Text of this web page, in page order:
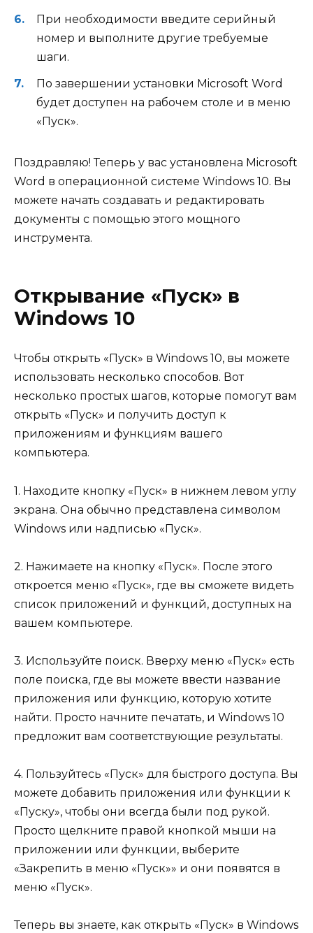
При необходимости введите серийный
номер и выполните другие требуемые
шаги.
По завершении установки Microsoft Word
будет доступен на рабочем столе и в меню
«Пуск».
Поздравляю! Теперь у вас установлена Microsoft
Word в операционной системе Windows 10. Вы
можете начать создавать и редактировать
документы с помощью этого мощного
инструмента.
Открывание «Пуск» в
Windows 10
Чтобы открыть «Пуск» в Windows 10, вы можете
использовать несколько способов. Вот
несколько простых шагов, которые помогут вам
открыть «Пуск» и получить доступ к
приложениям и функциям вашего
компьютера.
1. Находите кнопку «Пуск» в нижнем левом углу
экрана. Она обычно представлена символом
Windows или надписью «Пуск».
2. Нажимаете на кнопку «Пуск». После этого
откроется меню «Пуск», где вы сможете видеть
список приложений и функций, доступных на
вашем компьютере.
3. Используйте поиск. Вверху меню «Пуск» есть
поле поиска, где вы можете ввести название
приложения или функцию, которую хотите
найти. Просто начните печатать, и Windows 10
предложит вам соответствующие результаты.
4. Пользуйтесь «Пуск» для быстрого доступа. Вы
можете добавить приложения или функции к
«Пуску», чтобы они всегда были под рукой.
Просто щелкните правой кнопкой мыши на
приложении или функции, выберите
«Закрепить в меню «Пуск»» и они появятся в
меню «Пуск».
Теперь вы знаете, как открыть «Пуск» в Windows